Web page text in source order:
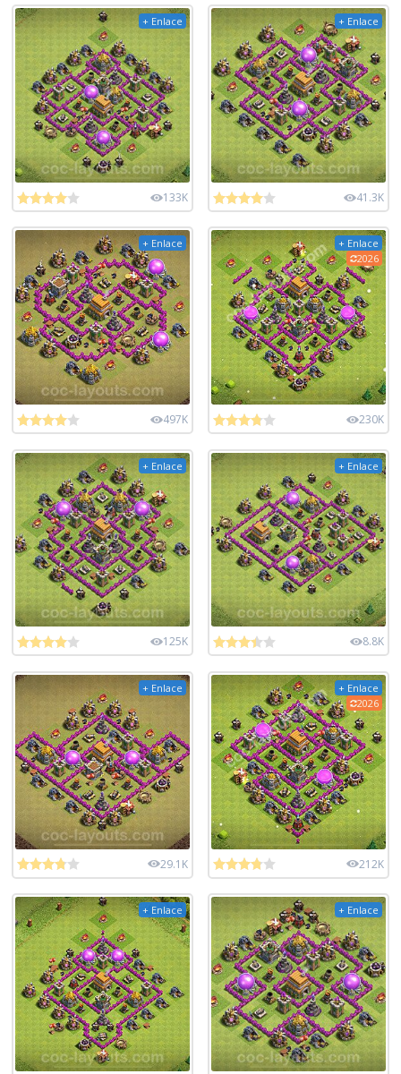
+ Enlace
133K
+ Enlace
41.3K
+ Enlace
497K
+ Enlace
2026
230K
+ Enlace
125K
+ Enlace
8.8K
+ Enlace
29.1K
+ Enlace
2026
212K
+ Enlace + Enlace